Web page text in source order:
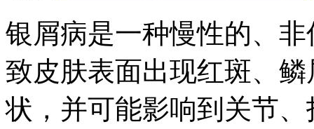
银屑病是一种慢性的、
致皮肤表面出现红斑、
状，并可能影响到关节